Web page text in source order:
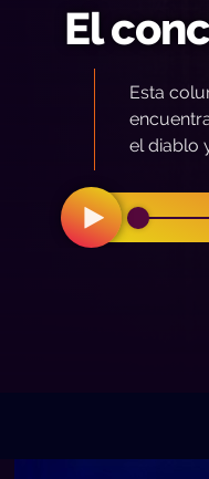
El
Esta
el diablo